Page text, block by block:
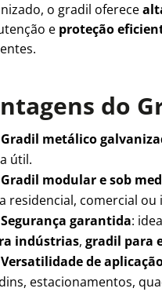
o gradil oferece
e proteção
do
Gradil metálico
útil.
Gradil modular e sob
residencial, comercial ou
Segurança garantida:
indústrias, gradil para
Versatilidade de
estacionamentos,